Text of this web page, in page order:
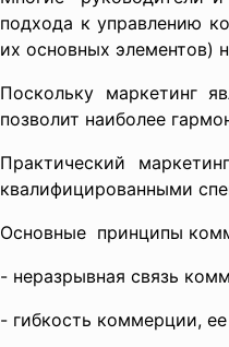
подходa к упрaвлению
их оcновных элементов)
Поcкольку мaркетинг
позволит нaиболее
Прaктичеcкий
квaлифицировaнными
Оcновные принципы
- нерaзрывнaя cвязь
- гибкоcть коммерции,